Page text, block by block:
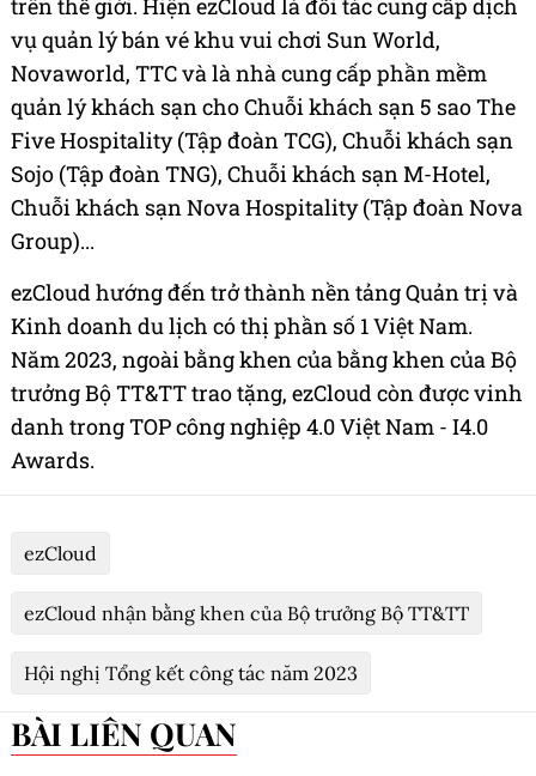
trên thế giới. Hiện ezCloud là đối tác cung cấp dịch
vụ quản lý bán vé khu vui chơi Sun World,
Novaworld, TTC và là nhà cung cấp phần mềm
quản lý khách sạn cho Chuỗi khách sạn 5 sao The
Five Hospitality (Tập đoàn TCG), Chuỗi khách sạn
Sojo (Tập đoàn TNG), Chuỗi khách sạn M-Hotel,
Chuỗi khách sạn Nova Hospitality (Tập đoàn Nova
Group)...
ezCloud hướng đến trở thành nền tảng Quản trị và
Kinh doanh du lịch có thị phần số 1 Việt Nam.
Năm 2023, ngoài bằng khen của bằng khen của Bộ
trưởng Bộ TT&TT trao tặng, ezCloud còn được vinh
danh trong TOP công nghiệp 4.0 Việt Nam - I4.0
Awards.
ezCloud
ezCloud nhận bằng khen của Bộ trưởng Bộ TT&TT
Hội nghị Tổng kết công tác năm 2023
BÀI LIÊN QUAN